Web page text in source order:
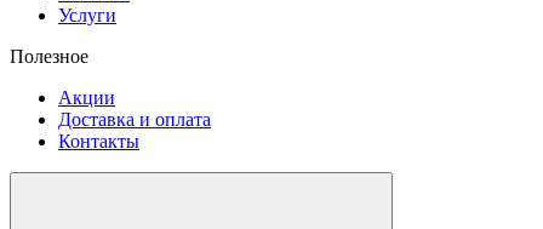
Услуги
Полезное
Акции
Доставка и оплата
Контакты